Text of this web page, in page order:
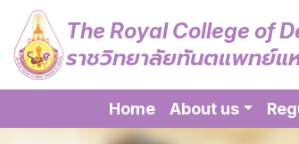
The Royal College of
ราชวิทยาลัยทันตแพทย์แห่
Home About us